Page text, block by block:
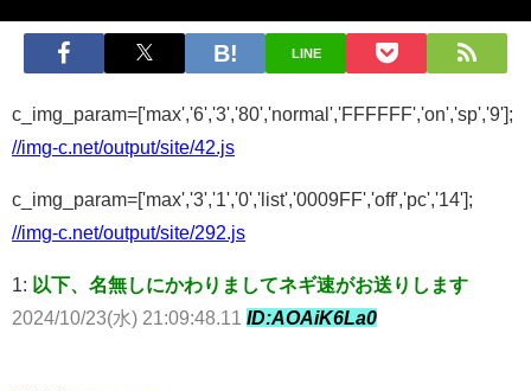
LINE
c_img_param=['max','6','3','80','normal','FFFFFF','on','sp','9'];
//img-c.net/output/site/42.js
c_img_param=['max','3','1','0','list','0009FF','off','pc','14'];
//img-c.net/output/site/292.js
1: 以下、名無しにかわりましてネギ速がお送りします
2024/10/23(水) 21:09:48.11 ID:AOAiK6La0